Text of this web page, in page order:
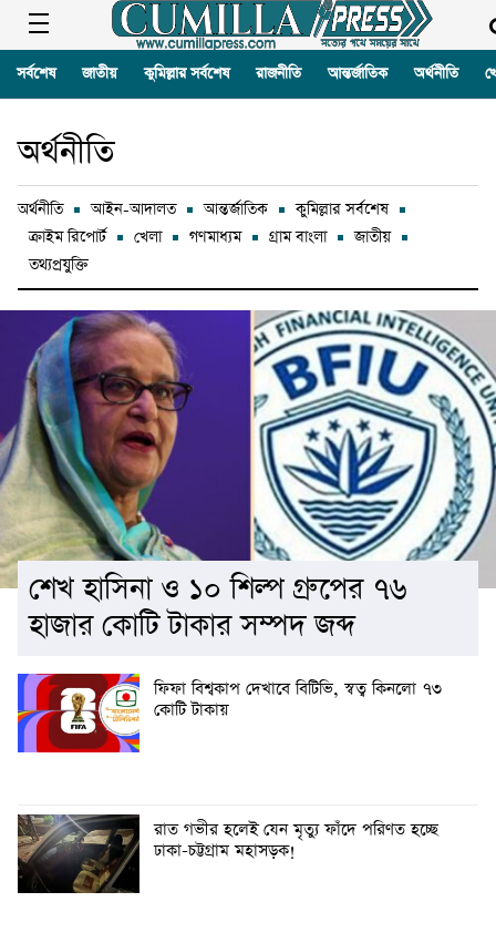
সর্বশেষ জাতীয় কুমিল্লার সর্বশেষ রাজনীতি আন্তর্জাতিক অর্থনীতি
অর্থনীতি
অর্থনীতি আইন-আদালত আন্তর্জাতিক
কুমিল্লার সর্বশেষ
ক্রাইম রিপোর্ট
খেলা গণমাধ্যম গ্রাম বাংলা
জাতীয়
তথ্যপ্রযুক্তি
শেখ হাসিনা ও ১০ শিল্প গ্রুপের ৭৬
হাজার কোটি টাকার সম্পদ জব্দ
ফিফা বিশ্বকাপ দেখাবে বিটিভি, স্বত্ব কিনলো ৭৩
কোটি টাকায়
রাত গভীর হলেই যেন মৃত্যু ফাঁদে পরিণত হচ্ছে
ঢাকা-চট্টগ্রাম মহাসড়ক!